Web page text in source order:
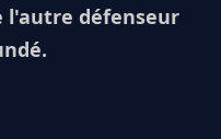
l'autre défenseur